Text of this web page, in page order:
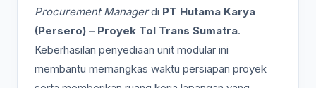
Procurement Managerdi PT Hutama Karya
(Persero) – Proyek Tol Trans Sumatra.
Keberhasilan penyediaan unit modular ini
membantu memangkas waktu persiapan proyek